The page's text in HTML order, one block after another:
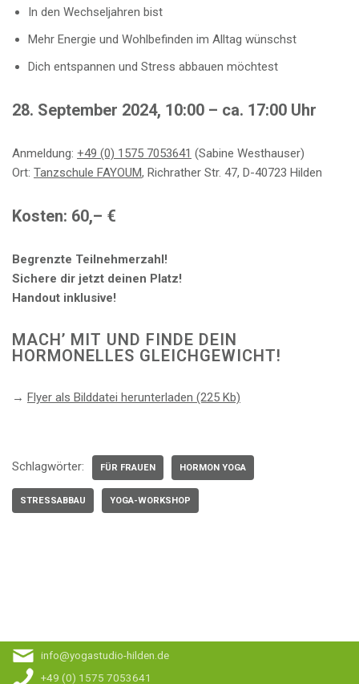
In den Wechseljahren bist
Mehr Energie und Wohlbefinden im Alltag wünschst
Dich entspannen und Stress abbauen möchtest
28. September 2024, 10:00 – ca. 17:00 Uhr
Anmeldung: +49 (0) 1575 7053641 (Sabine Westhauser)
Ort: Tanzschule FAYOUM, Richrather Str. 47, D-40723 Hilden
Kosten: 60,– €
Begrenzte Teilnehmerzahl!
Sichere dir jetzt deinen Platz!
Handout inklusive!
MACH’ MIT UND FINDE DEIN
HORMONELLES GLEICHGEWICHT!
→ Flyer als Bilddatei herunterladen (225 Kb)
Schlagwörter: FÜR FRAUEN HORMON YOGA
STRESSABBAU YOGA-WORKSHOP
info@yogastudio-hilden.de
+49 (0) 1575 7053641